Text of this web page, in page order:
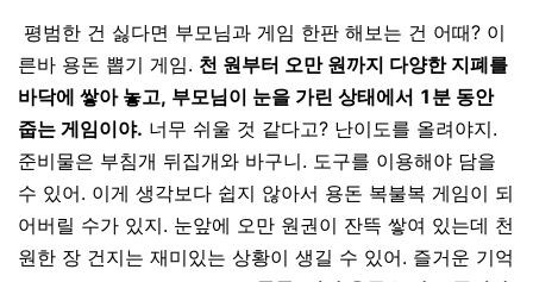
평범한 건 싫다면 부모님과 게임 한판 해보는 건 어때? 이
른바 용돈 뽑기 게임. 천 원부터 오만 원까지 다양한 지폐를
바닥에 쌓아 놓고, 부모님이 눈을 가린 상태에서 1분 동안
줍는 게임이야. 너무 쉬울 것 같다고? 난이도를 올려야지.
준비물은 부침개 뒤집개와 바구니. 도구를 이용해야 담을
수 있어. 이게 생각보다 쉽지 않아서 용돈 복불복 게임이 되
어버릴 수가 있지. 눈앞에 오만 원권이 잔뜩 쌓여 있는데 천
원한 장 건지는 재미있는 상황이 생길 수 있어. 즐거운 기억